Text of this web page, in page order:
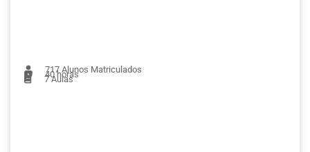
717 Alunos Matriculados
40 horas
7Aulas